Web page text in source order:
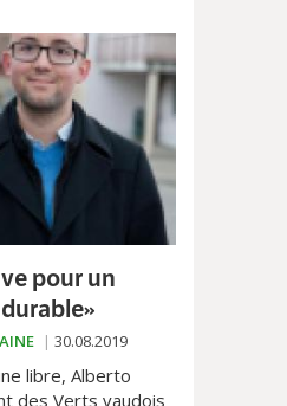
pour un
30.08.2019
libre, Alberto
des Verts vaudois